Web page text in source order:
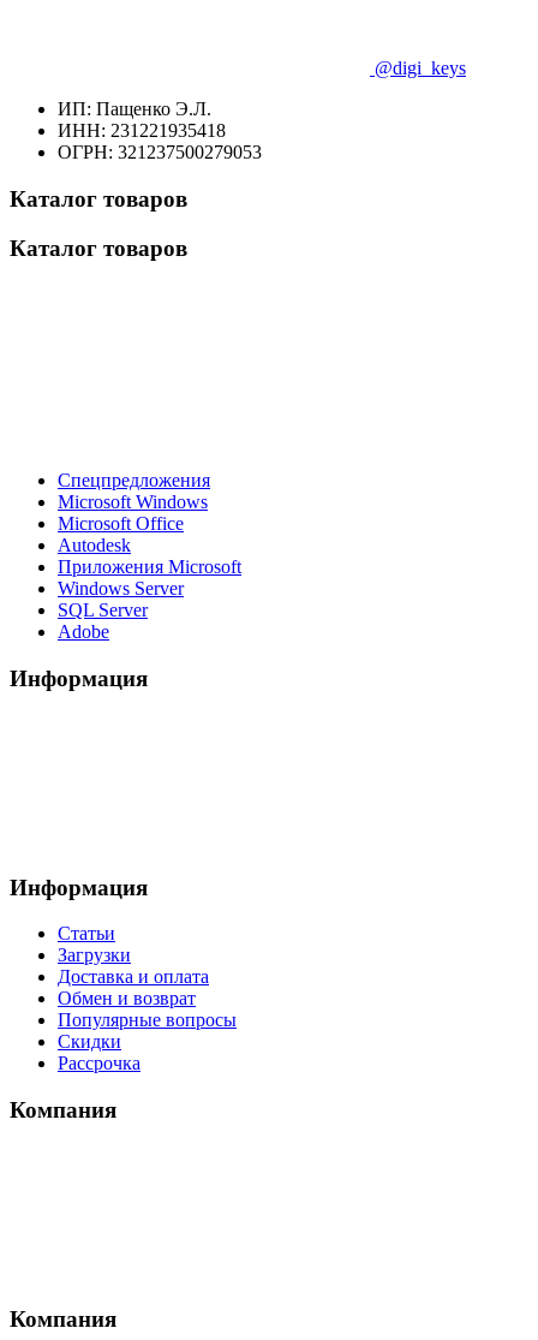
@digi_keys
ИП: Пащенко Э.Л.
ИНН: 231221935418
ОГРН: 321237500279053
Каталог товаров
Каталог товаров
Спецпредложения
Microsoft Windows
Microsoft Office
Autodesk
Приложения Microsoft
Windows Server
SQL Server
Adobe
Информация
Информация
Статьи
Загрузки
Доставка и оплата
Обмен и возврат
Популярные вопросы
Скидки
Рассрочка
Компания
Компания